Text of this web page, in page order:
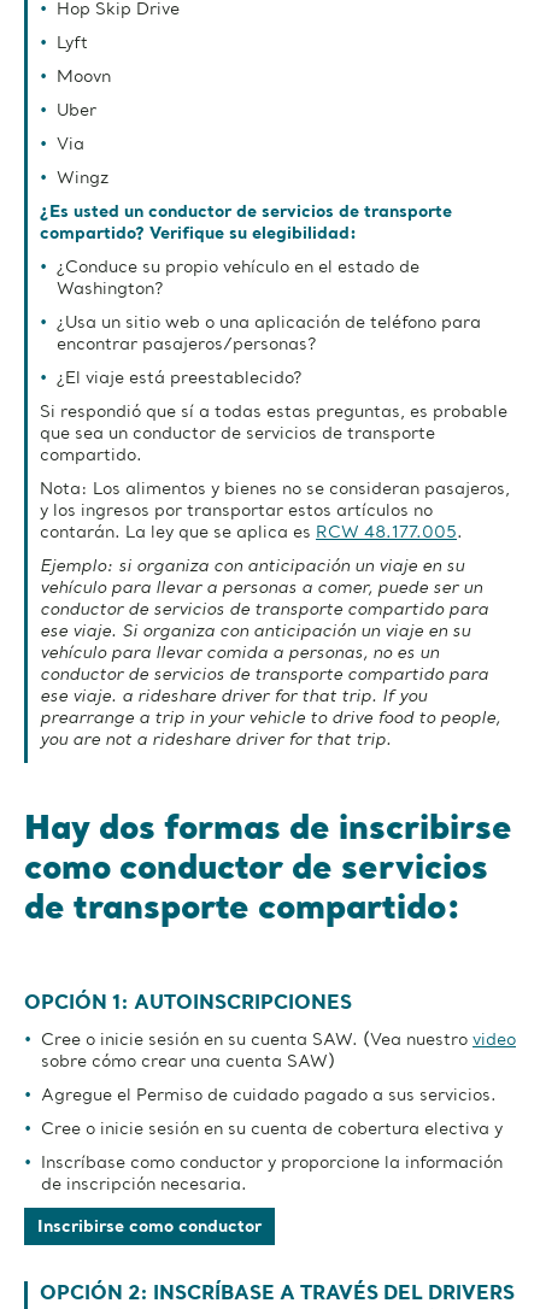
Hop Skip Drive
Lyft
Moovn
Uber
Via
Wingz
¿Es usted un conductor de servicios de transporte
compartido? Verifique su elegibilidad:
¿Conduce su propio vehículo en el estado de
Washington?
¿Usa un sitio web o una aplicación de teléfono para
encontrar pasajeros/personas?
¿El viaje está preestablecido?
Si respondió que sí a todas estas preguntas, es probable
que sea un conductor de servicios de transporte
compartido.
Nota: Los alimentos y bienes no se consideran pasajeros,
y los ingresos por transportar estos artículos no
contarán. La ley que se aplica es RCW 48.177.005.
Ejemplo: si organiza con anticipación un viaje en su
vehículo para llevar a personas a comer, puede ser un
conductor de servicios de transporte compartido para
ese viaje. Si organiza con anticipación un viaje en su
vehículo para llevar comida a personas, no es un
conductor de servicios de transporte compartido para
ese viaje. a rideshare driver for that trip. If you
prearrange a trip in your vehicle to drive food to people,
you are not a rideshare driver for that trip.
Hay dos formas de inscribirse
como conductor de servicios
de transporte compartido:
OPCIÓN 1: AUTOINSCRIPCIONES
Cree o inicie sesión en su cuenta SAW. (Vea nuestro video
sobre cómo crear una cuenta SAW)
Agregue el Permiso de cuidado pagado a sus servicios.
Cree o inicie sesión en su cuenta de cobertura electiva y
Inscríbase como conductor y proporcione la información
de inscripción necesaria.
Inscribirse como conductor
OPCIÓN 2: INSCRÍBASE A TRAVÉS DEL DRIVERS